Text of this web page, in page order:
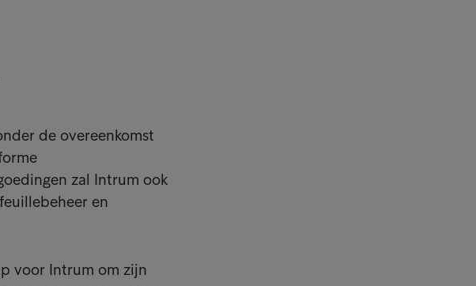
de overeenkomst
zal Intrum ook
en
voor Intrum om zijn